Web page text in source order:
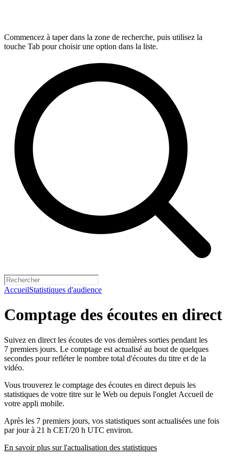
Commencez à taper dans la zone de recherche, puis utilisez la
touche Tab pour choisir une option dans la liste.
AccueilStatistiques d'audience
Comptage des écoutes en direct
Suivez en direct les écoutes de vos dernières sorties pendant les
7 premiers jours. Le comptage est actualisé au bout de quelques
secondes pour refléter le nombre total d'écoutes du titre et de la
vidéo.
Vous trouverez le comptage des écoutes en direct depuis les
statistiques de votre titre sur le Web ou depuis l'onglet Accueil de
votre appli mobile.
Après les 7 premiers jours, vos statistiques sont actualisées une fois
par jour à 21 h CET/20 h UTC environ.
En savoir plus sur l'actualisation des statistiques